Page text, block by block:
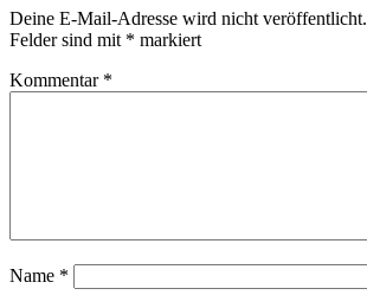
Deine E-Mail-Adresse wird nicht veröffentlicht.
Felder sind mit * markiert
Kommentar *
Name *